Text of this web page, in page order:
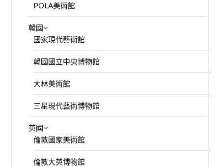
POLA美術館
韓國
國家現代藝術館
韓國國立中央博物館
大林美術館
三星現代藝術博物館
英國
倫敦國家美術館
倫敦大英博物館